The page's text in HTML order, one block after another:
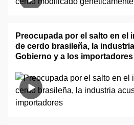
Preocupada por el salto en el
de cerdo brasileña, la
Gobierno y a los importadores